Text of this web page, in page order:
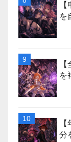
を
を
分